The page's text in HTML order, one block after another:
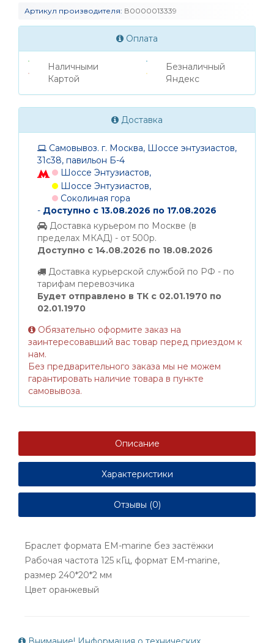
Артикул производителя: В0000013339
Оплата
Наличными
Картой
Безналичный
Яндекс
Доставка
Самовывоз. г. Москва, Шоссе энтузиастов,
31с38, павильон Б-4
Шоссе Энтузиастов,
Шоссе Энтузиастов,
Соколиная гора
- Доступно с 13.08.2026 по 17.08.2026
Доставка курьером по Москве (в
пределах МКАД) - от 500р.
Доступно с 14.08.2026 по 18.08.2026
Доставка курьерской службой по РФ - по
тарифам перевозчика
Будет отправлено в ТК с 02.01.1970 по
02.01.1970
Обязательно оформите заказ на
заинтересовавший вас товар перед приездом к
нам.
Без предварительного заказа мы не можем
гарантировать наличие товара в пункте
самовывоза.
Описание
Характеристики
Отзывы (0)
Браслет формата EM-marine без застёжки
Рабочая частота 125 кГц, формат EM-marine,
размер 240*20*2 мм
Цвет оранжевый